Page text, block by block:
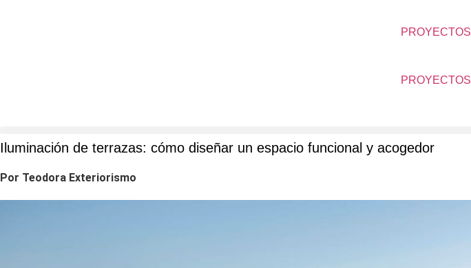
PROYECTOS
PROYECTOS
Iluminación de terrazas: cómo diseñar un espacio funcional y acogedor
Por Teodora Exteriorismo